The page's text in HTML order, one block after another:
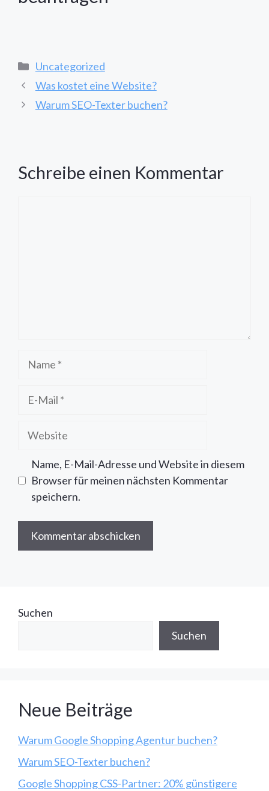
Kategorien
Uncategorized
Was kostet eine Website?
Warum SEO-Texter buchen?
Schreibe einen Kommentar
Name, E-Mail-Adresse und Website in diesem
Browser für meinen nächsten Kommentar
speichern.
Suchen
Suchen
Neue Beiträge
Warum Google Shopping Agentur buchen?
Warum SEO-Texter buchen?
Google Shopping CSS-Partner: 20% günstigere